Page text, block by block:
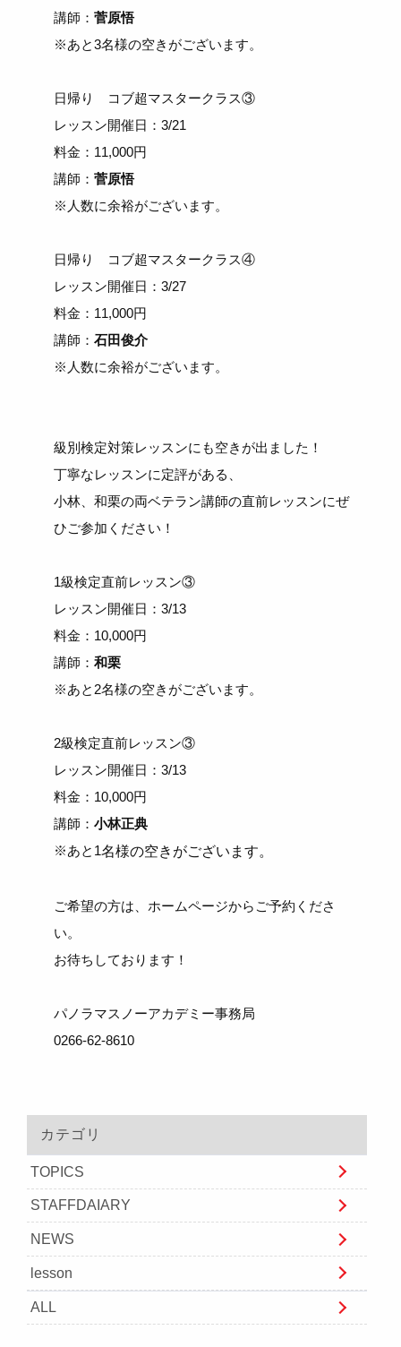
講師：菅原悟
※あと3名様の空きがございます。
日帰り コブ超マスタークラス③
レッスン開催日：3/21
料金：11,000円
講師：菅原悟
※人数に余裕がございます。
日帰り コブ超マスタークラス④
レッスン開催日：3/27
料金：11,000円
講師：石田俊介
※人数に余裕がございます。
級別検定対策レッスンにも空きが出ました！
丁寧なレッスンに定評がある、
小林、和栗の両ベテラン講師の直前レッスンにぜ
ひご参加ください！
1級検定直前レッスン③
レッスン開催日：3/13
料金：10,000円
講師：和栗
※あと2名様の空きがございます。
2級検定直前レッスン③
レッスン開催日：3/13
料金：10,000円
講師：小林正典
※あと1名様の空きがございます。
ご希望の方は、ホームページからご予約くださ
い。
お待ちしております！
パノラマスノーアカデミー事務局
0266-62-8610
カテゴリ
TOPICS
STAFFDAIARY
NEWS
lesson
ALL